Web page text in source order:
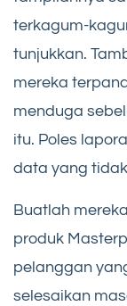
terkagum-
tunjukkan.
mereka
menduga
itu. Poles
data yang
Buatlah
produk
pelanggan
selesaikan